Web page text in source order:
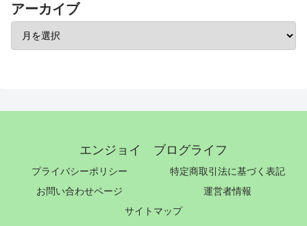
アーカイブ
エンジョイ ブログライフ
プライバシーポリシー
特定商取引法に基づく表記
お問い合わせページ
運営者情報
サイトマップ